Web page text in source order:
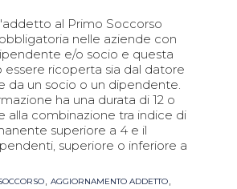
al Primo Soccorso
nelle aziende con
e/o socio e questa
essere ricoperta sia dal datore
da un socio o un dipendente.
ha una durata di 12 o
alla combinazione tra indice di
superiore a 4 e il
superiore o inferiore a
, AGGIORNAMENTO ADDETTO,